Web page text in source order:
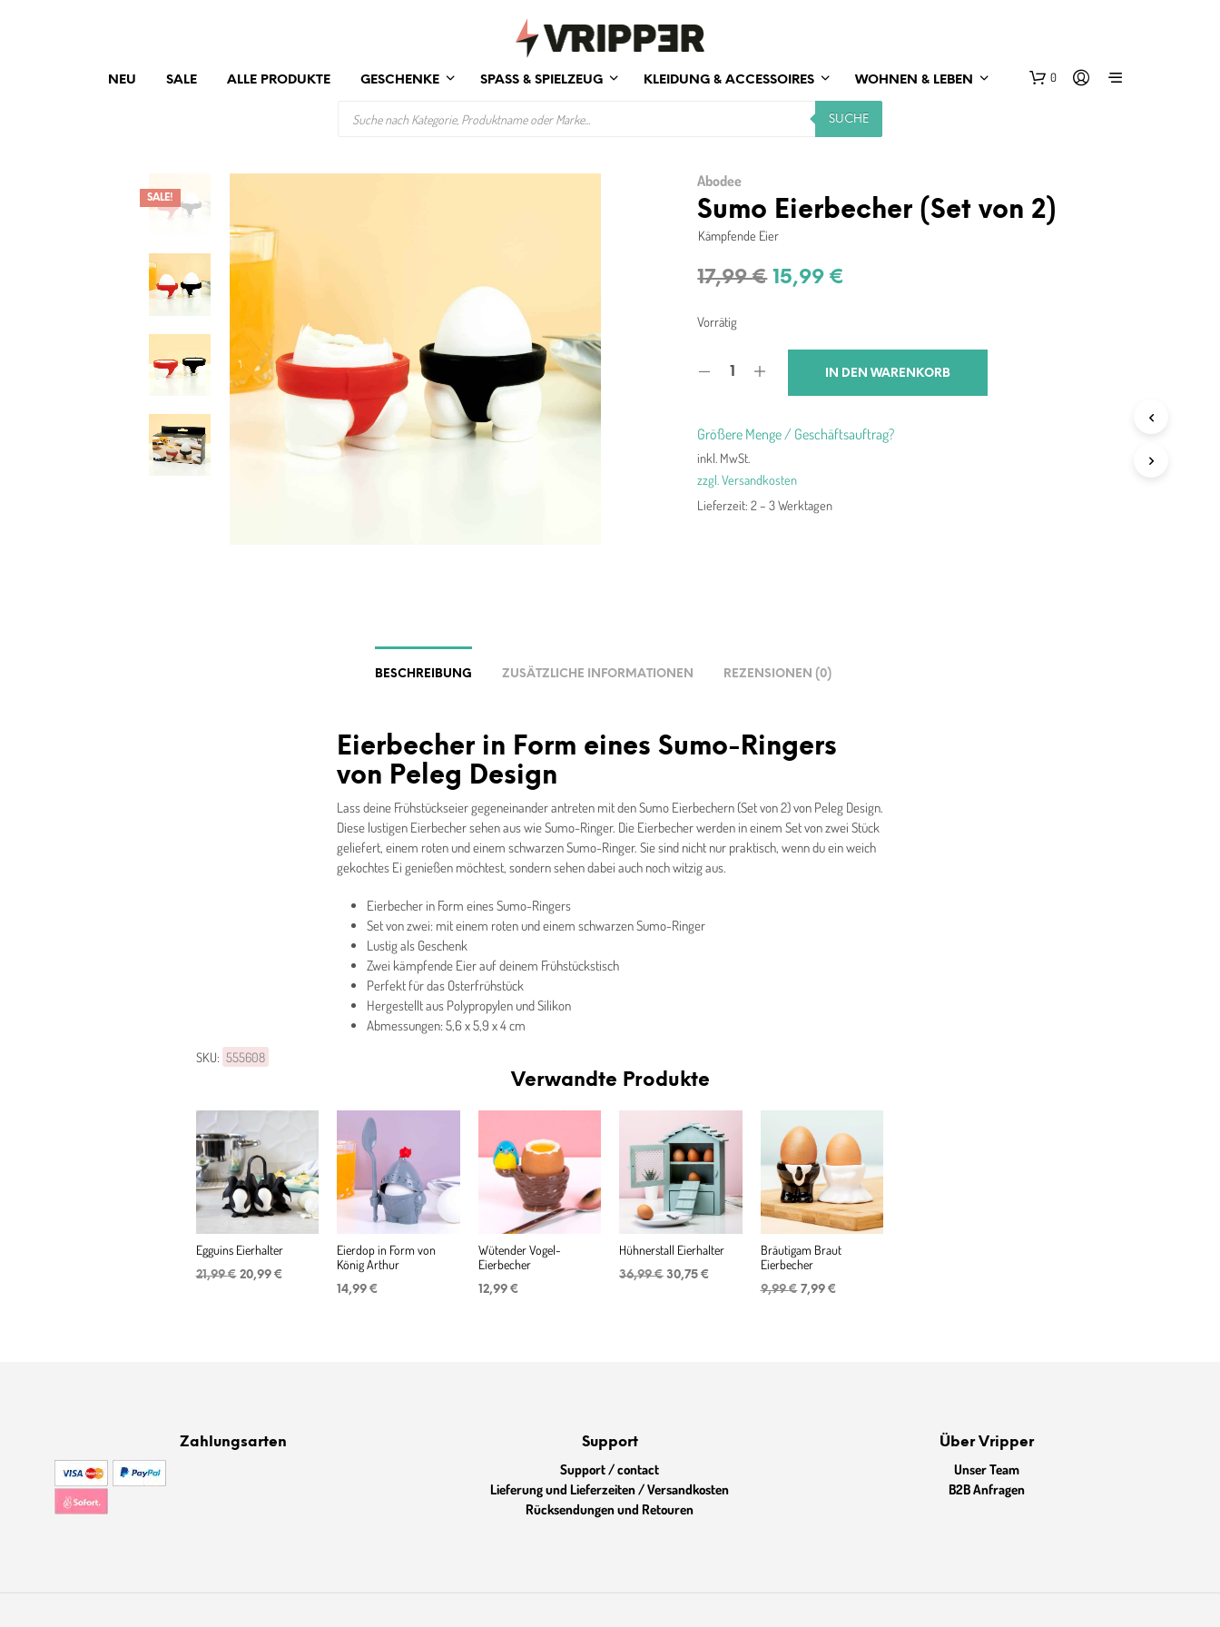
NEU SALE ALLE PRODUKTE GESCHENKE SPASS & SPIELZEUG KLEIDUNG & ACCESSOIRES WOHNEN & LEBEN 0
SUCHE
SALE!
Abodee
Sumo Eierbecher (Set von 2)
Kämpfende Eier
17,99€ Ursprünglicher
17,99 €
15,99€
15,99 €.
Vorrätig
IN DEN WARENKORB
Größere Menge / Geschäftsauftrag?
inkl. MwSt.
zzgl. Versandkosten
Lieferzeit:2 – 3 Werktagen
BESCHREIBUNG ZUSÄTZLICHE INFORMATIONEN REZENSIONEN (0)
Eierbecher in Form eines Sumo-Ringers
von Peleg Design
Lass deine Frühstückseier gegeneinander antreten mit den Sumo Eierbechern (Set von 2) von Peleg Design.
Diese lustigen Eierbecher sehen aus wie Sumo-Ringer. Die Eierbecher werden in einem Set von zwei Stück
geliefert, einem roten und einem schwarzen Sumo-Ringer. Sie sind nicht nur praktisch, wenn du ein weich
gekochtes Ei genießen möchtest, sondern sehen dabei auch noch witzig aus.
Eierbecher in Form eines Sumo-Ringers
Set von zwei: mit einem roten und einem schwarzen Sumo-Ringer
Lustig als Geschenk
Zwei kämpfende Eier auf deinem Frühstückstisch
Perfekt für das Osterfrühstück
Hergestellt aus Polypropylen und Silikon
Abmessungen: 5,6 x 5,9 x 4 cm
SKU: 555608
Verwandte Produkte
Egguins Eierhalter
21,99€ Ursprünglicher
20,99 €
Eierdop in Form von
König Arthur
14,99 €
Wütender Vogel-
Eierbecher
12,99 €
Hühnerstall Eierhalter
36,99€ Ursprünglicher
30,75 € Aktueller
Bräutigam Braut
Eierbecher
9,99€ Ursprünglicher
7,99 €
Zahlungsarten Support
Support / contact
Lieferung und Lieferzeiten / Versandkosten
Rücksendungen und Retouren
Über Vripper
Unser Team
B2B Anfragen